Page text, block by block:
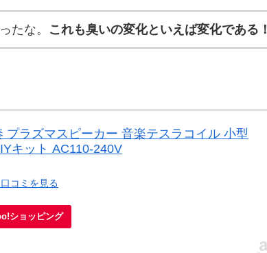
たな。 これも臭いの変化といえば変化である！
プラズマスピーカー 音楽テスラコイル 小型
キット AC110-240V
コミを見る
ショッピング